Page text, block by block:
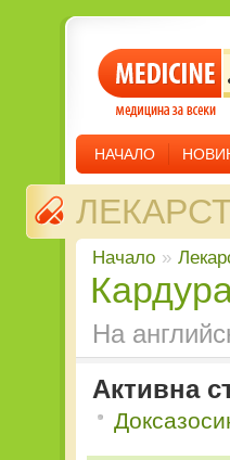
НАЧАЛО
Начало »
На
Активна